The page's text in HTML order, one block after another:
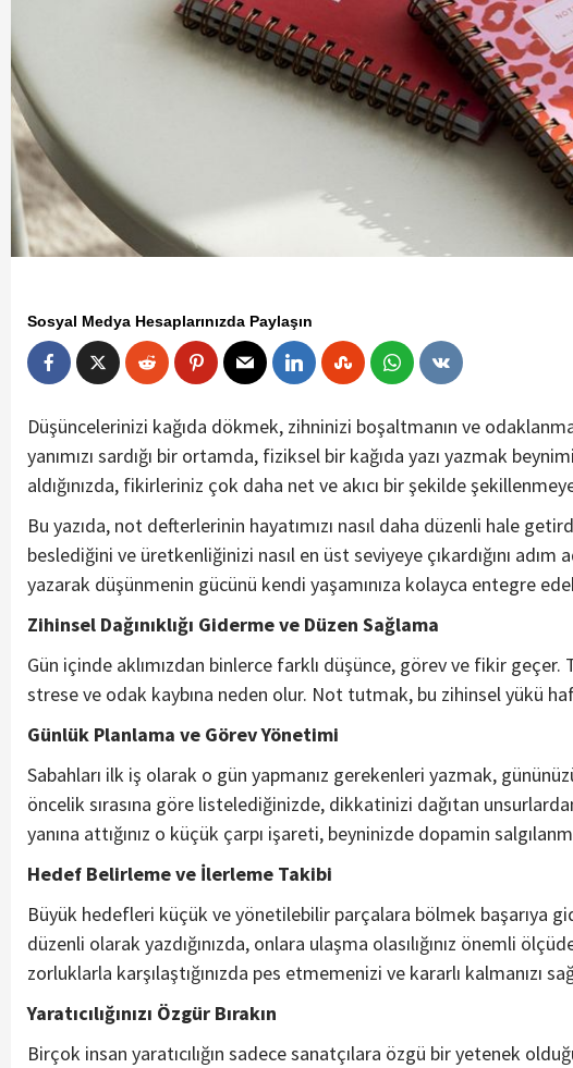
Sosyal Medya Hesaplarınızda Paylaşın
Düşüncelerinizi kağıda dökmek, zihninizi boşaltmanın ve
yanımızı sardığı bir ortamda, fiziksel bir kağıda yazı yazmak
aldığınızda, fikirleriniz çok daha net ve akıcı bir şekilde
Bu yazıda, not defterlerinin hayatımızı nasıl daha düzenli hale
beslediğini ve üretkenliğinizi nasıl en üst seviyeye çıkardığını
yazarak düşünmenin gücünü kendi yaşamınıza kolayca entegre
Zihinsel Dağınıklığı Giderme ve Düzen Sağlama
Gün içinde aklımızdan binlerce farklı düşünce, görev ve fikir
strese ve odak kaybına neden olur. Not tutmak, bu zihinsel yükü
Günlük Planlama ve Görev Yönetimi
Sabahları ilk iş olarak o gün yapmanız gerekenleri yazmak,
öncelik sırasına göre listelediğinizde, dikkatinizi dağıtan
yanına attığınız o küçük çarpı işareti, beyninizde dopamin
Hedef Belirleme ve İlerleme Takibi
Büyük hedefleri küçük ve yönetilebilir parçalara bölmek başarıya
düzenli olarak yazdığınızda, onlara ulaşma olasılığınız önemli
zorluklarla karşılaştığınızda pes etmemenizi ve kararlı kalmanızı
Yaratıcılığınızı Özgür Bırakın
Birçok insan yaratıcılığın sadece sanatçılara özgü bir yetenek